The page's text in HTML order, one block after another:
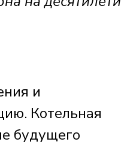
и
Котельная
будущего